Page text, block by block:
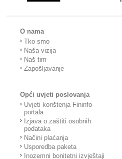
O nama
Tko smo
Naša vizija
Naš tim
Zapošljavanje
Opći uvjeti poslovanja
Uvjeti korištenja Fininfo
portala
Izjava o zaštiti osobnih
podataka
Načini plaćanja
Usporedba paketa
Inozemni bonitetni izvještaji